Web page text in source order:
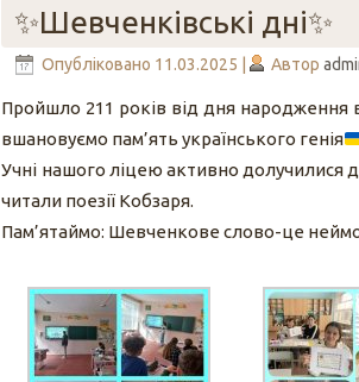
✨️Шевченківські дні✨️
Опубліковано 11.03.2025 | Автор
Пройшло 211 років від дня народження
вшановуємо пам’ять українського генія
Учні нашого ліцею активно долучилися
читали поезії Кобзаря.
Пам’ятаймо: Шевченкове слово-це